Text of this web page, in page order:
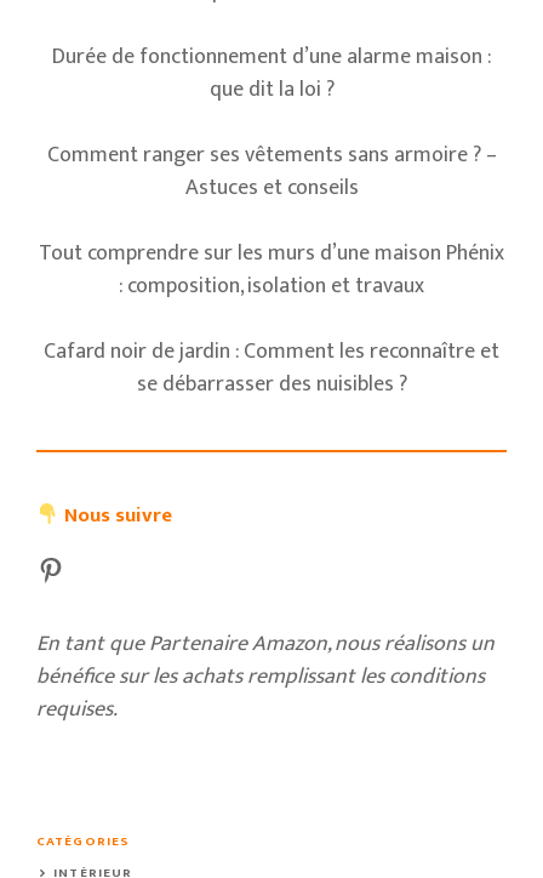
Durée de fonctionnement d’une alarme maison :
que dit la loi ?
Comment ranger ses vêtements sans armoire ? –
Astuces et conseils
Tout comprendre sur les murs d’une maison Phénix
: composition, isolation et travaux
Cafard noir de jardin : Comment les reconnaître et
se débarrasser des nuisibles ?
Nous suivre
Pinterest
En tant que Partenaire Amazon, nous réalisons un
bénéfice sur les achats remplissant les conditions
requises.
CATÉGORIES
INTÉRIEUR